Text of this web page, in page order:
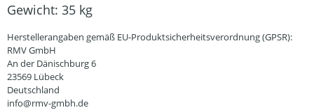
Gewicht: 35 kg
Herstellerangaben gemäß EU-Produktsicherheitsverordnung (GPSR):
RMV GmbH
An der Dänischburg 6
23569 Lübeck
Deutschland
info@rmv-gmbh.de